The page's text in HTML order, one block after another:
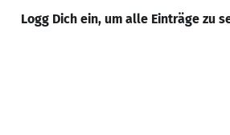
Logg Dich ein, um alle Einträge zu